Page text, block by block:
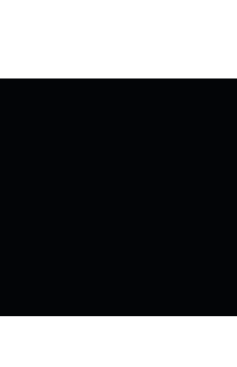
Back to top of the page